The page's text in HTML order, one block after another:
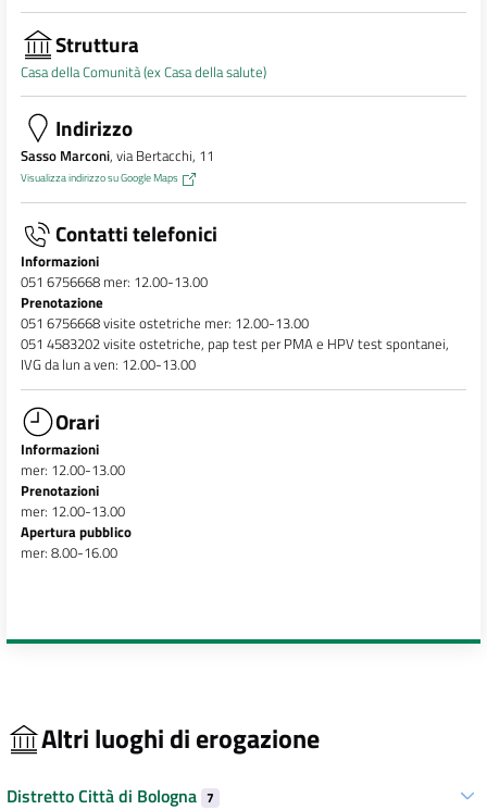
Struttura
Casa della Comunità (ex Casa della salute)
Indirizzo
Sasso Marconi, via Bertacchi, 11
Visualizza indirizzo su Google Maps
Contatti telefonici
Informazioni
051 6756668 mer: 12.00-13.00
Prenotazione
051 6756668 visite ostetriche mer: 12.00-13.00
051 4583202 visite ostetriche, pap test per PMA e HPV test spontanei,
IVG da lun a ven: 12.00-13.00
Orari
Informazioni
mer: 12.00-13.00
Prenotazioni
mer: 12.00-13.00
Apertura pubblico
mer: 8.00-16.00
Altri luoghi di erogazione
Distretto Città di Bologna 7